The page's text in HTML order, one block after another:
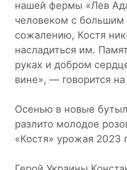
нашей фермы «Лев
человеком с
сожалению, Костя
насладиться им.
руках и добром
вине», — говорится на
Осенью в новые
разлито молодое
«Костя» урожая 2023